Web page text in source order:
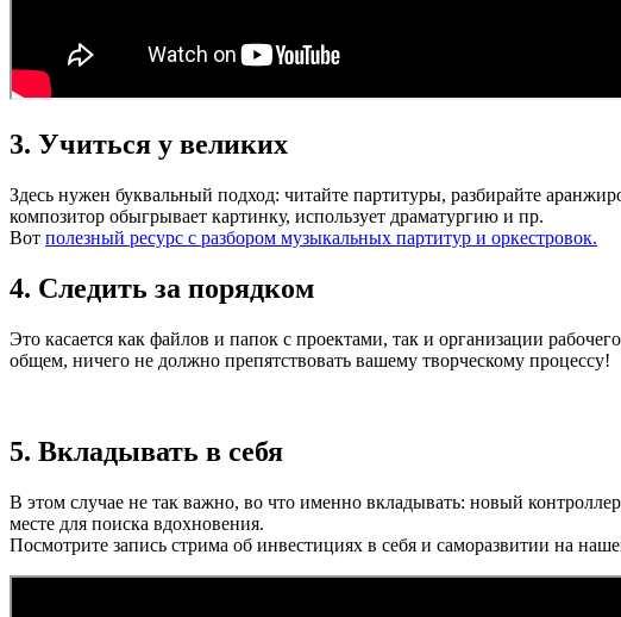
3. Учиться у великих
Здесь нужен буквальный подход: читайте партитуры, разбирайте
композитор обыгрывает картинку, использует драматургию и пр.
Вот полезный ресурс с разбором музыкальных партитур и оркестровок.
4. Следить за порядком
Это касается как файлов и папок с проектами, так и организации
общем, ничего не должно препятствовать вашему творческому процессу!
5. Вкладывать в себя
В этом случае не так важно, во что именно вкладывать: новый
месте для поиска вдохновения.
Посмотрите запись стрима об инвестициях в себя и саморазвитии на